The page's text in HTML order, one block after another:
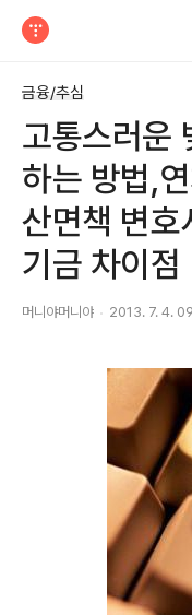
금융/추심
고통스러운
하는 방법,
산면책 변
기금 차이점
머니야머니야 2013. 7. 4.